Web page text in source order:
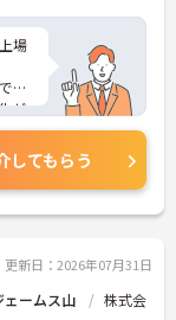
場
が
してもらう
更新日：2026年07月31日
ェームス山
株式会